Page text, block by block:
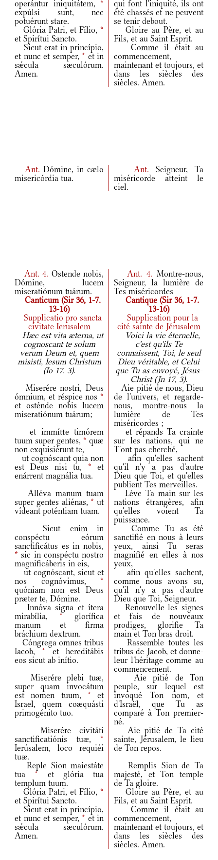
operántur iniquitátem, *
expúlsi sunt, nec
potuérunt stare.
qui font l'iniquité, ils ont
été chassés et ne peuvent
se tenir debout.
Glória Patri, et Fílio, *
et Spirítui Sancto.
Gloire au Père, et au
Fils, et au Saint Esprit.
Sicut erat in princípio,
et nunc et semper, * et in
sǽcula sæculórum.
Amen.
Comme il était au
commencement,
maintenant et toujours, et
dans les siècles des
siècles. Amen.
Ant. Dómine, in cælo
misericórdia tua.
Ant.Seigneur, Ta
miséricorde atteint le
ciel.
Ant. 4. Ostende nobis,
Dómine, lucem
miseratiónum tuárum.
Ant. 4. Montre-nous,
Seigneur, la lumière de
Tes miséricordes
Canticum (Sir 36, 1-7.
13-16)
Cantique (Sir 36, 1-7.
13-16)
Supplicatio pro sancta
civitate Ierusalem
Supplication pour la
cité sainte de Jérusalem
Hæc est vita æterna, ut
cognoscant te solum
verum Deum et, quem
misisti, Iesum Christum
(Io 17, 3).
Voici la vie éternelle,
c'est qu'ils Te
connaissent, Toi, le seul
Dieu véritable, et Celui
que Tu as envoyé, Jésus-
Christ (Jn 17, 3).
Miserére nostri, Deus
ómnium, et réspice nos *
et osténde nobis lucem
miseratiónum tuárum;
Aie pitié de nous, Dieu
de l'univers, et regarde-
nous, montre-nous la
lumière de Tes
miséricordes ;
et immítte timórem
tuum super gentes, * quæ
non exquisiérunt te,
et répands Ta crainte
sur les nations, qui ne
T'ont pas cherché,
ut cognóscant quia non
est Deus nisi tu, * et
enárrent magnália tua.
afin qu'elles sachent
qu'il n'y a pas d'autre
Dieu que Toi, et qu'elles
publient Tes merveilles.
Alléva manum tuam
super gentes aliénas,* ut
vídeant poténtiam tuam.
Lève Ta main sur les
nations étrangères, afin
qu'elles voient Ta
puissance.
Sicut enim in
conspéctu eórum
sanctificátus es in nobis,
* sic in conspéctu nostro
magnificáberis in eis,
Comme Tu as été
sanctifié en nous à leurs
yeux, ainsi Tu seras
magnifié en elles à nos
yeux,
ut cognóscant, sicut et
nos cognóvimus, *
quóniam non est Deus
præter te, Dómine.
afin qu'elles sachent,
comme nous avons su,
qu'il n'y a pas d'autre
Dieu que Toi, Seigneur.
Innóva signa et ítera
mirabília, * glorífica
manum et firma
bráchium dextrum.
Renouvelle les signes
et fais de nouveaux
prodiges, glorifie Ta
main et Ton bras droit.
Cóngrega omnes tribus
Iacob,* et hereditábis
eos sicut ab inítio.
Rassemble toutes les
tribus de Jacob, et donne-
leur l'héritage comme au
commencement.
Miserére plebi tuæ,
super quam invocátum
est nomen tuum, * et
Israel, quem coæquásti
primogénito tuo.
Aie pitié de Ton
peuple, sur lequel est
invoqué Ton nom, et
d'Israël, que Tu as
comparé à Ton premier-
né.
Miserére civitáti
sanctificatiónis tuæ, *
Ierúsalem, loco requiéi
tuæ.
Aie pitié de Ta cité
sainte, Jérusalem, le lieu
de Ton repos.
Reple Sion maiestáte
tua* et glória tua
templum tuum.
Remplis Sion de Ta
majesté, et Ton temple
de Ta gloire.
Glória Patri, et Fílio, *
et Spirítui Sancto.
Gloire au Père, et au
Fils, et au Saint Esprit.
Sicut erat in princípio,
et nunc et semper, * et in
sǽcula sæculórum.
Amen.
Comme il était au
commencement,
maintenant et toujours, et
dans les siècles des
siècles. Amen.